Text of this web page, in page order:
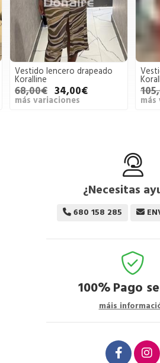
Vestido lencero drapeado
Koralline
68,00€ 34,00€
más variaciones más
¿Necesitas
680 158 285
100%Pago
máis